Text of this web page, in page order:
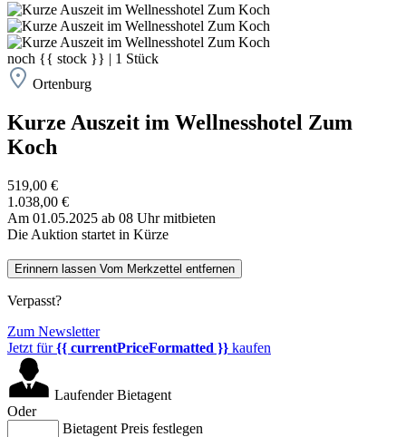
noch {{ stock }} | 1 Stück
Ortenburg
Kurze Auszeit im Wellnesshotel Zum
Koch
519,00 €
1.038,00 €
Am 01.05.2025 ab 08 Uhr mitbieten
Die Auktion startet in Kürze
Erinnern lassen Vom Merkzettel entfernen
Verpasst?
Zum Newsletter
Jetzt für{{ currentPriceFormatted }} kaufen
Laufender Bietagent
Oder
Bietagent Preis festlegen